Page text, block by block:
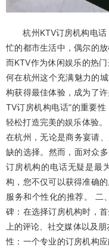
杭州KTV订房机构电话
忙的都市生活中，偶尔的
而KTV作为休闲娱乐的热
何在杭州这个充满魅力的
构获得最佳体验，成为了
TV订房机构电话”的重要
轻松打造完美的娱乐体验
在杭州，无论是商务宴请
缺的选择。然而，面对众
订房机构的电话无疑是最
构，您不仅可以获得准确
服务和个性化的推荐。 二
碑：在选择订房机构时，
上的评论、社交媒体以及
性：一个专业的订房机构